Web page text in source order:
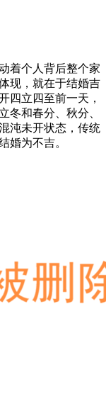
着个人背后整个家
现，就在于结婚吉
四立四至前一天，
冬和春分、秋分、
沌未开状态，传统
婚为不吉。